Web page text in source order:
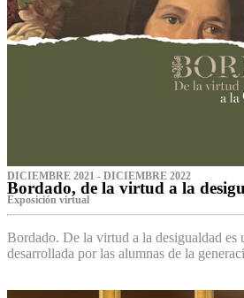
DICIEMBRE 2021 - DICIEMBRE 2022
Bordado, de la virtud a la
Exposición virtual‌
Bordado. De la virtud a la desigualdad es
desarrollada por las alumnas de la